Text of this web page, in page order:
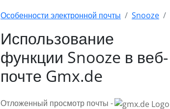
Особенности электронной почты Snooze
Использование
функции Snooze в веб-
почте Gmx.de
Отложенный просмотр почты -